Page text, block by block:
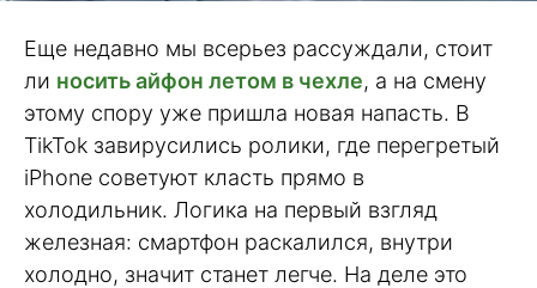
Еще недавно мы всерьез рассуждали, стоит
ли носить айфон летом в чехле, а на смену
этому спору уже пришла новая напасть. В
TikTok завирусились ролики, где перегретый
iPhone советуют класть прямо в
холодильник. Логика на первый взгляд
железная: смартфон раскалился, внутри
холодно, значит станет легче. На деле это